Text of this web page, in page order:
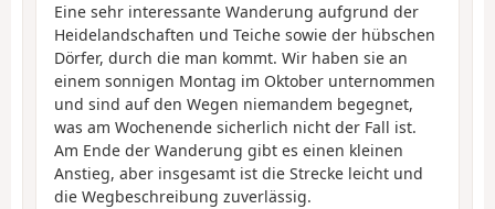
Eine sehr interessante Wanderung aufgrund der
Heidelandschaften und Teiche sowie der hübschen
Dörfer, durch die man kommt. Wir haben sie an
einem sonnigen Montag im Oktober unternommen
und sind auf den Wegen niemandem begegnet,
was am Wochenende sicherlich nicht der Fall ist.
Am Ende der Wanderung gibt es einen kleinen
Anstieg, aber insgesamt ist die Strecke leicht und
die Wegbeschreibung zuverlässig.